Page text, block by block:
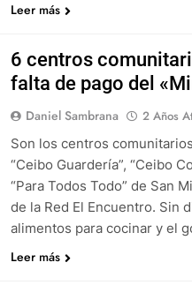
Leer más
6 centros
falta de pago del
Daniel Sambrana 2 Años
Son los centros
“Ceibo Guardería”, “Ceibo
“Para Todos Todo” de San
de la Red El Encuentro. Sin
alimentos para cocinar y el
Leer más